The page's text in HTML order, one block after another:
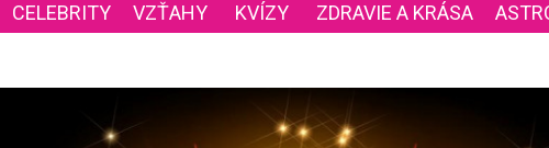
CELEBRITY VZŤAHY KVÍZY ZDRAVIE A KRÁSA